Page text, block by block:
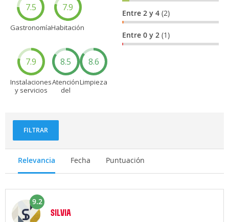
7.5
Gastronomía
7.9
Habitación
7.9
Instalaciones
y servicios
8.5
Atención
del
8.6
Limpieza
Entre 2 y 4(2)
Entre 0 y 2(1)
FILTRAR
Relevancia Fecha Puntuación
9.2
SILVIA